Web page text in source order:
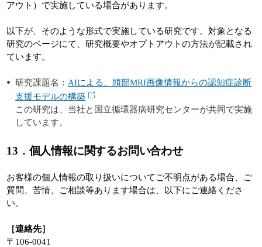
アウト）で実施している場合があります。
以下が、そのような形式で実施している研究です。対象となる
研究のページにて、研究概要やオプトアウトの方法が記載され
ています。
研究課題名： AIによる、頭部MRI画像情報からの認知症診断
支援モデルの構築
この研究は、当社と国立循環器病研究センターが共同で実施
しています。
13．個人情報に関するお問い合わせ
お客様の個人情報の取り扱いについてご不明点がある場合、ご
質問、苦情、ご相談等あります場合は、以下にご連絡くださ
い。
［連絡先］
〒106-0041